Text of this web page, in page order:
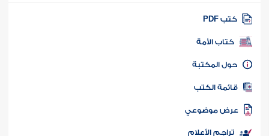
كتب PDF
كتاب الأمة
المكتبة
الكتب